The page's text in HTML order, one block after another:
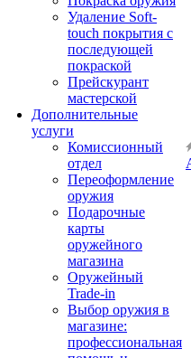
Удаление Soft-
touch покрытия с
последующей
покраской
Прейскурант
мастерской
Дополнительные
услуги
Комиссионный
отдел
Переоформление
оружия
Подарочные
карты
оружейного
магазина
Оружейный
Trade-in
Выбор оружия в
магазине:
профессиональная